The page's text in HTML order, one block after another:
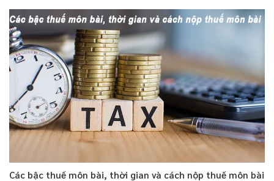
Các bậc thuế môn bài, thời gian và cách nộp thuế môn bài